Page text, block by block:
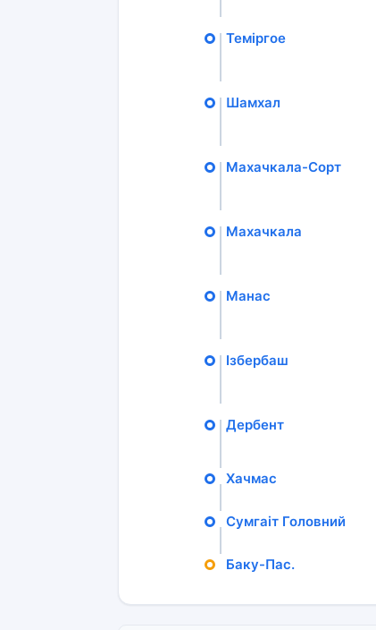
Теміргое
Шамхал
Махачкала-Сорт
Махачкала
Манас
Ізбербаш
Дербент
Хачмас
Сумгаіт Головний
Баку-Пас.